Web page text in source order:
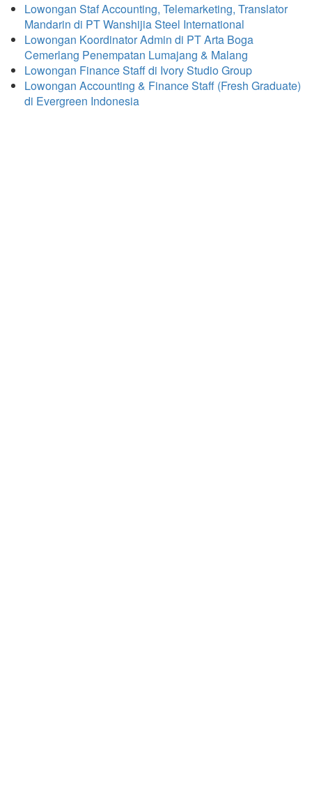
Lowongan Staf Accounting, Telemarketing, Translator
Mandarin di PT Wanshijia Steel International
Lowongan Koordinator Admin di PT Arta Boga
Cemerlang Penempatan Lumajang & Malang
Lowongan Finance Staff di Ivory Studio Group
Lowongan Accounting & Finance Staff (Fresh Graduate)
di Evergreen Indonesia